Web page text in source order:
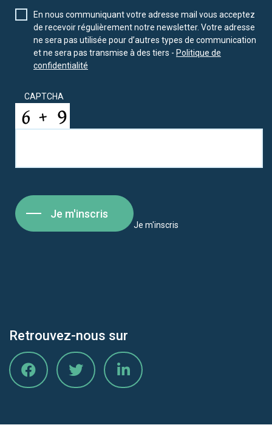
En nous communiquant votre adresse mail vous acceptez
de recevoir régulièrement notre newsletter. Votre adresse
ne sera pas utilisée pour d’autres types de communication
et ne sera pas transmise à des tiers - Politique de
confidentialité
CAPTCHA
Je m'inscris
Je m'inscris
Retrouvez-nous sur